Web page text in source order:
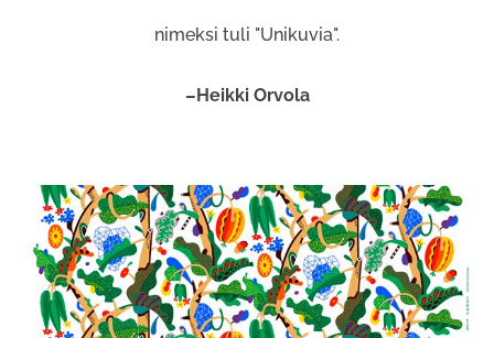
nimeksi tuli "Unikuvia".
–Heikki Orvola